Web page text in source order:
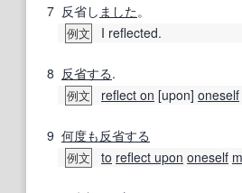
7 反省し ました。
例文 I reflected.
8 反省する.
例文 reflect on [upon] oneself
9 何度も 反省する
例文 to reflect upon oneself